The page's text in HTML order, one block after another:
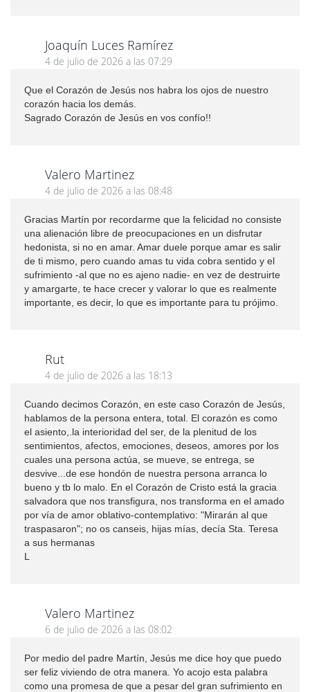
Joaquín Luces Ramírez
4 de julio de 2026 a las 07:29
Que el Corazón de Jesús nos habra los ojos de nuestro
corazón hacia los demás.
Sagrado Corazón de Jesús en vos confío!!
Valero Martinez
4 de julio de 2026 a las 08:48
Gracias Martín por recordarme que la felicidad no consiste
una alienación libre de preocupaciones en un disfrutar
hedonista, si no en amar. Amar duele porque amar es salir
de ti mismo, pero cuando amas tu vida cobra sentido y el
sufrimiento -al que no es ajeno nadie- en vez de destruirte
y amargarte, te hace crecer y valorar lo que es realmente
importante, es decir, lo que es importante para tu prójimo.
Rut
4 de julio de 2026 a las 18:13
Cuando decimos Corazón, en este caso Corazón de Jesús,
hablamos de la persona entera, total. El corazón es como
el asiento,.la interioridad del ser, de la plenitud de los
sentimientos, afectos, emociones, deseos, amores por los
cuales una persona actúa, se mueve, se entrega, se
desvive...de ese hondón de nuestra persona arranca lo
bueno y tb lo malo. En el Corazón de Cristo está la gracia
salvadora que nos transfigura, nos transforma en el amado
por vía de amor oblativo-contemplativo: "Mirarán al que
traspasaron"; no os canseis, hijas mías, decía Sta. Teresa
a sus hermanas
L
Valero Martinez
6 de julio de 2026 a las 08:02
Por medio del padre Martín, Jesús me dice hoy que puedo
ser feliz viviendo de otra manera. Yo acojo esta palabra
como una promesa de que a pesar del gran sufrimiento en